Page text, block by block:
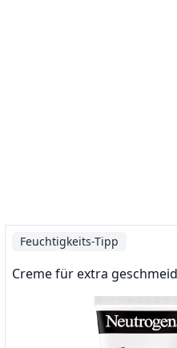
Feuchtigkeits-Tipp
Creme für extra